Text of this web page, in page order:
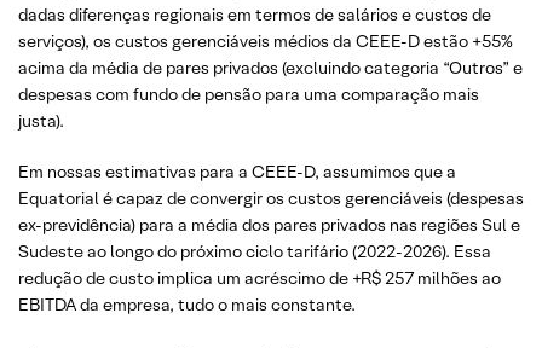
dadas diferenças regionais em termos de salários e custos de
serviços), os custos gerenciáveis médios da CEEE-D estão +55%
acima da média de pares privados (excluindo categoria “Outros” e
despesas com fundo de pensão para uma comparação mais
justa).
Em nossas estimativas para a CEEE-D, assumimos que a
Equatorial é capaz de convergir os custos gerenciáveis (despesas
ex-previdência) para a média dos pares privados nas regiões Sul e
Sudeste ao longo do próximo ciclo tarifário (2022-2026). Essa
redução de custo implica um acréscimo de +R$ 257 milhões ao
EBITDA da empresa, tudo o mais constante.